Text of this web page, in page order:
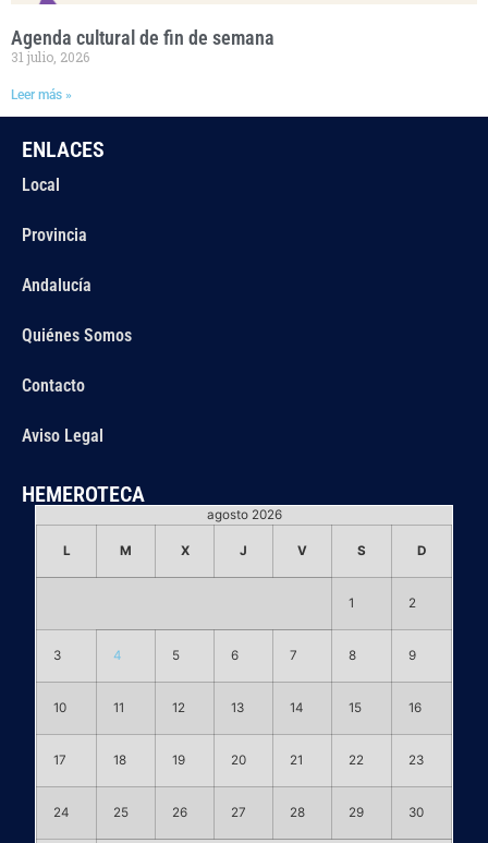
Agenda cultural de fin de semana
31 julio, 2026
Leer más »
ENLACES
Local
Provincia
Andalucía
Quiénes Somos
Contacto
Aviso Legal
HEMEROTECA
agosto 2026
L M X J V S D
1 2
3 4 5 6 7 8 9
10 11 12 13 14 15 16
17 18 19 20 21 22 23
24 25 26 27 28 29 30